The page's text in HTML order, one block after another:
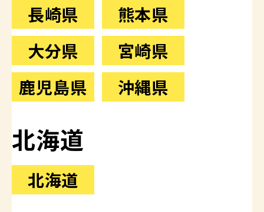
長崎県
熊本県
大分県
宮崎県
鹿児島県
沖縄県
北海道
北海道